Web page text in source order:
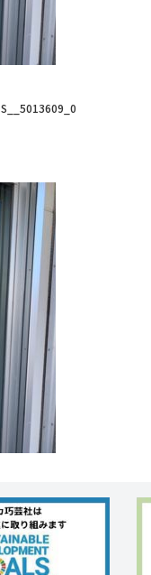
S__5013609_0